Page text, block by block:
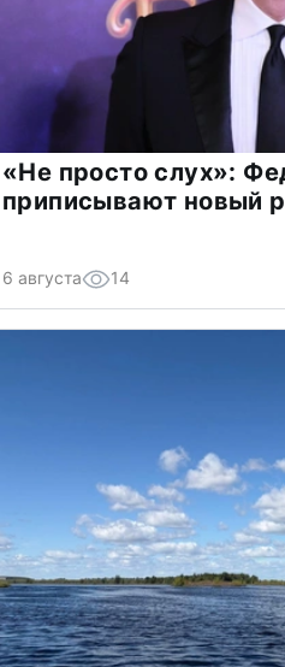
«Не просто слух»:
приписывают новый
6 августа 14